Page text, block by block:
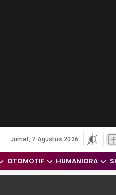
Jumat, 7 Agustus 2026
OTOMOTIF HUMANIORA